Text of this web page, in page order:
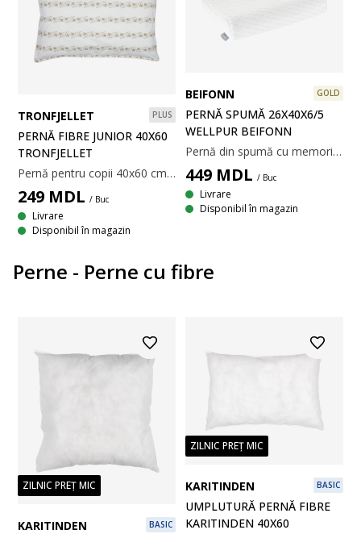
TRONFJELLET PLUS
PERNĂ FIBRE JUNIOR 40X60
TRONFJELLET
Pernă pentru copii 40x60 cm cu umplutură unică, asemănătoare pufului, din puf de fibră siliconizată, 160 g. Puful din fibră moale și ușoară își păstrează volumul și este ușor de agitat în poziție. Țesătură moale din 100% bumbac cambric. Temperatură spălare: 60°C.
249 MDL / Buc
Livrare
Disponibil în magazin
BEIFONN GOLD
PERNĂ SPUMĂ 26X40X6/5
WELLPUR BEIFONN
Pernă din spumă cu memorie pentru copii 26x40x6/5 cm ce înlătură tensiunea musculară, potrivită pentru copiii cu vârste cuprinse între 3 și 12 ani. Înălțimea pernei poate fi ajustată pentru a asigura o poziție corectă din punct de vedere ergonomic pe măsură ce copilul crește. Husă ajustabilă din 100% poliester, lavabilă la 40°C.
449 MDL / Buc
Livrare
Disponibil în magazin
Perne - Perne cu fibre
ZILNIC PREȚ MIC
KARITINDEN BASIC
ZILNIC PREȚ MIC
KARITINDEN BASIC
UMPLUTURĂ PERNĂ FIBRE
KARITINDEN 40X60